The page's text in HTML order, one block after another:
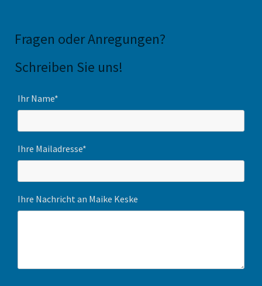
Fragen oder Anregungen?
Schreiben Sie uns!
Ihr Name*
Ihre Mailadresse*
Ihre Nachricht an Maike Keske